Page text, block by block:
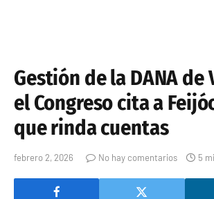
Gestión de la DANA de
el Congreso cita a
que rinda cuentas
febrero 2, 2026 No hay comentarios 5